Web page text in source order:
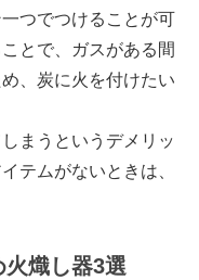
つでつけることが可
とで、ガスがある間
、炭に火を付けたい
まうというデメリッ
テムがないときは、
熾し器3選